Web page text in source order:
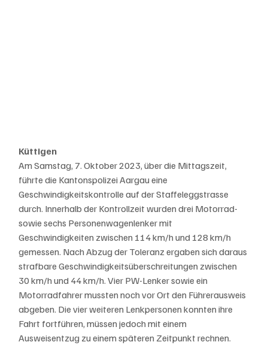
Küttigen
Am Samstag, 7. Oktober 2023, über die Mittagszeit,
führte die Kantonspolizei Aargau eine
Geschwindigkeitskontrolle auf der Staffeleggstrasse
durch. Innerhalb der Kontrollzeit wurden drei Motorrad-
sowie sechs Personenwagenlenker mit
Geschwindigkeiten zwischen 114 km/h und 128 km/h
gemessen. Nach Abzug der Toleranz ergaben sich daraus
strafbare Geschwindigkeitsüberschreitungen zwischen
30 km/h und 44 km/h. Vier PW-Lenker sowie ein
Motorradfahrer mussten noch vor Ort den Führerausweis
abgeben. Die vier weiteren Lenkpersonen konnten ihre
Fahrt fortführen, müssen jedoch mit einem
Ausweisentzug zu einem späteren Zeitpunkt rechnen.